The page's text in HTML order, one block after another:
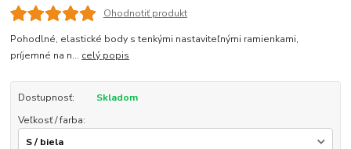
Ohodnotiť produkt
Pohodlné, elastické body s tenkými nastaviteľnými ramienkami,
príjemné na n... celý popis
Dostupnosť:
Skladom
Veľkosť / farba: